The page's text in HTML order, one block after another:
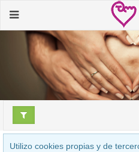
Utilizo cookies propias y de